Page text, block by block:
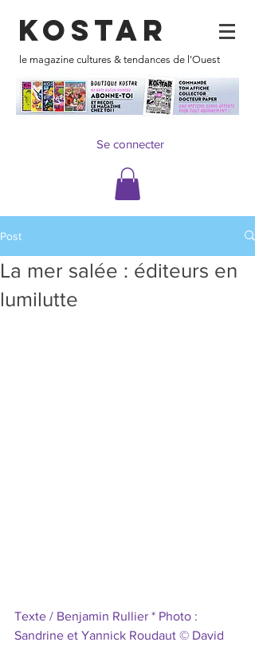
KOSTAR
le magazine cultures & tendances de l'Ouest
Se connecter
Post
La mer salée : éditeurs en
lumilutte
Texte / Benjamin Rullier * Photo :
Sandrine et Yannick Roudaut © David